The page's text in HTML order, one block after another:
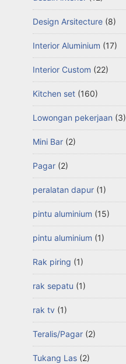
Design Arsitecture (8)
Interior Aluminium (17)
Interior Custom (22)
Kitchen set (160)
Lowongan pekerjaan (3)
Mini Bar (2)
Pagar (2)
peralatan dapur (1)
pintu aluminium (15)
pintu aluminium (1)
Rak piring (1)
rak sepatu (1)
rak tv (1)
Teralis/Pagar (2)
Tukang Las (2)